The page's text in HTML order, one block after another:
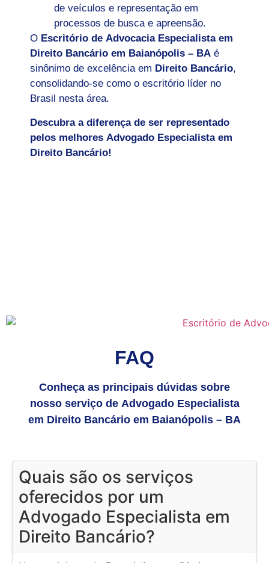
de veículos e representação em
processos de busca e apreensão.
O Escritório de Advocacia Especialista em
Direito Bancário em Baianópolis – BA é
sinônimo de excelência em Direito Bancário,
consolidando-se como o escritório líder no
Brasil nesta área.
Descubra a diferença de ser representado
pelos melhores Advogado Especialista em
Direito Bancário!
FAQ
Conheça as principais dúvidas sobre
nosso serviço de Advogado Especialista
em Direito Bancário em Baianópolis – BA
Quais são os serviços
oferecidos por um
Advogado Especialista em
Direito Bancário?